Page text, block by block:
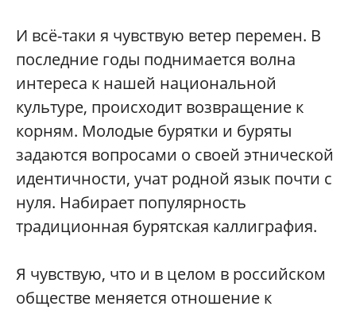
И всё-таки я чувствую ветер перемен. В
последние годы поднимается волна
интереса к нашей национальной
культуре, происходит возвращение к
корням. Молодые бурятки и буряты
задаются вопросами о своей этнической
идентичности, учат родной язык почти с
нуля. Набирает популярность
традиционная бурятская каллиграфия.
Я чувствую, что и в целом в российском
обществе меняется отношение к